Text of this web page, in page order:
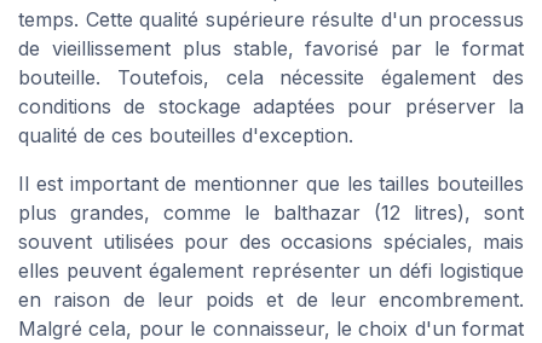
temps. Cette qualité supérieure résulte d'un processus
de vieillissement plus stable, favorisé par le format
bouteille. Toutefois, cela nécessite également des
conditions de stockage adaptées pour préserver la
qualité de ces bouteilles d'exception.
Il est important de mentionner que les tailles bouteilles
plus grandes, comme le balthazar (12 litres), sont
souvent utilisées pour des occasions spéciales, mais
elles peuvent également représenter un défi logistique
en raison de leur poids et de leur encombrement.
Malgré cela, pour le connaisseur, le choix d'un format